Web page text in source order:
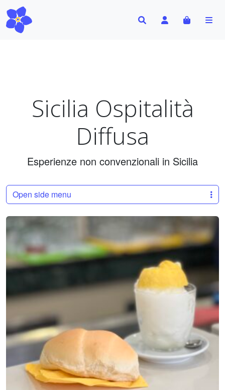
Search AccountCart
Sicilia Ospitalità
Diffusa
Esperienze non convenzionali in Sicilia
Open side menu